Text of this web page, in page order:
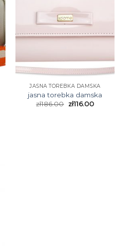
JASNA TOREBKA DAMSKA
jasna torebka damska
zł186.00 zł116.00